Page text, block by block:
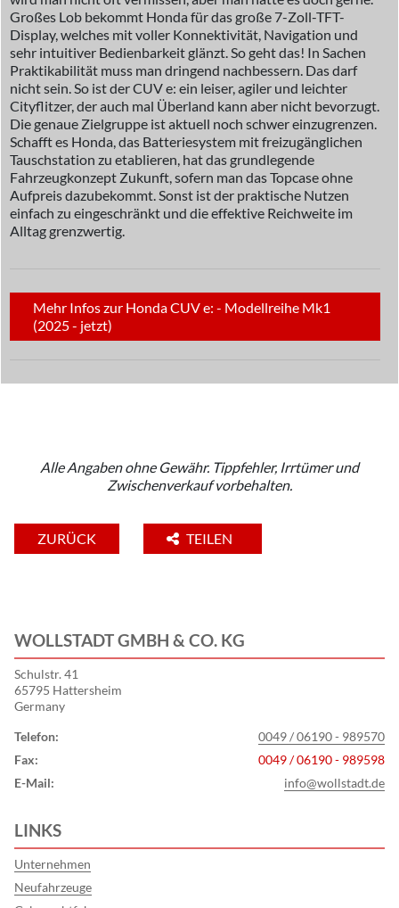
Großes Lob bekommt Honda für das große 7-Zoll-TFT-
Display, welches mit voller Konnektivität, Navigation und
sehr intuitiver Bedienbarkeit glänzt. So geht das! In Sachen
Praktikabilität muss man dringend nachbessern. Das darf
nicht sein. So ist der CUV e: ein leiser, agiler und leichter
Cityflitzer, der auch mal Überland kann aber nicht bevorzugt.
Die genaue Zielgruppe ist aktuell noch schwer einzugrenzen.
Schafft es Honda, das Batteriesystem mit freizugänglichen
Tauschstation zu etablieren, hat das grundlegende
Fahrzeugkonzept Zukunft, sofern man das Topcase ohne
Aufpreis dazubekommt. Sonst ist der praktische Nutzen
einfach zu eingeschränkt und die effektive Reichweite im
Alltag grenzwertig.
Mehr Infos zur Honda CUV e: - Modellreihe Mk1
(2025 - jetzt)
Alle Angaben ohne Gewähr. Tippfehler, Irrtümer und
Zwischenverkauf vorbehalten.
ZURÜCK TEILEN
WOLLSTADT GMBH & CO. KG
Schulstr. 41
65795 Hattersheim
Germany
Telefon:
0049 / 06190 - 989570
Fax:
0049 / 06190 - 989598
E-Mail:
info@wollstadt.de
LINKS
Unternehmen
Neufahrzeuge